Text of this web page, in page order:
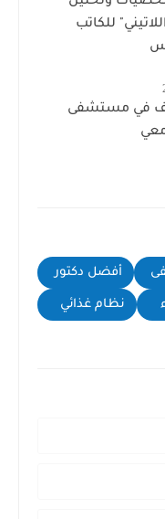
للكاتب
في مستشفى
أفضل دكتور
نظام غذائي